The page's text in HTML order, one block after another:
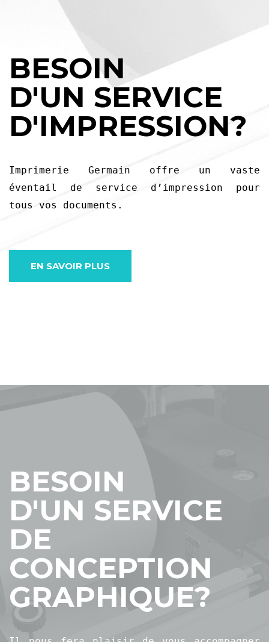
BESOIN
D'UN SERVICE
D'IMPRESSION?
Imprimerie Germain offre un vaste
éventail de service d’impression pour
tous vos documents.
EN SAVOIR PLUS
BESOIN
D'UN SERVICE
DE
CONCEPTION
GRAPHIQUE?